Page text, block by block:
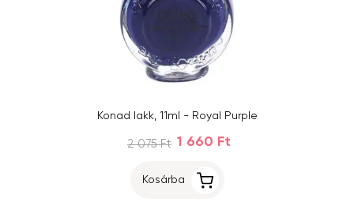
Konad lakk, 11ml - Royal Purple
2 075 Ft 1 660 Ft
Kosárba